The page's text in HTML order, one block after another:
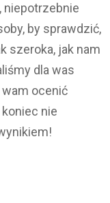
niepotrzebnie
by sprawdzić,
szeroka, jak nam
dla was
wam ocenić
nie